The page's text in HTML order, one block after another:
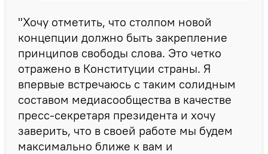
"Хочу отметить, что столпом новой
концепции должно быть закрепление
принципов свободы слова. Это четко
отражено в Конституции страны. Я
впервые встречаюсь с таким солидным
составом медиасообщества в качестве
пресс-секретаря президента и хочу
заверить, что в своей работе мы будем
максимально ближе к вам и